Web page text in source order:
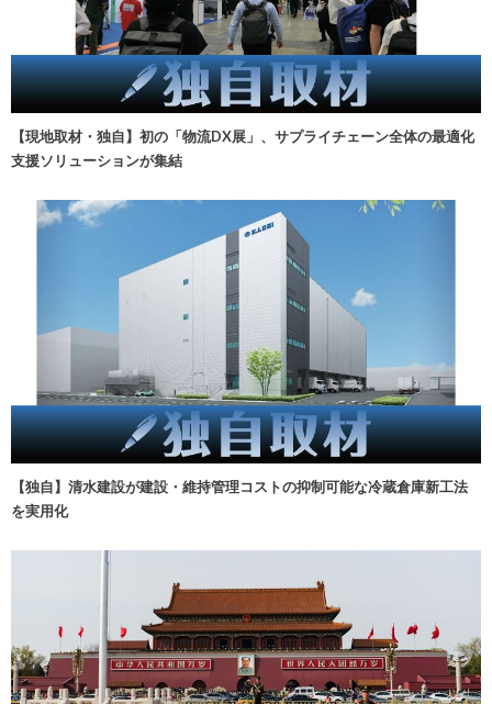
【現地取材・独自】初の「物流DX展」、サプライチェーン全体の最適化
支援ソリューションが集結
【独自】清水建設が建設・維持管理コストの抑制可能な冷蔵倉庫新工法
を実用化